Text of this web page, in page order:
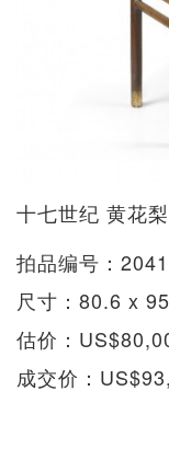
十七世纪 黄花
拍品编号：2041
尺寸：80.6 x
估价：
成交价：